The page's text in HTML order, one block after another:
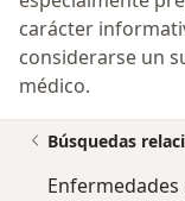
carácter
considerarse un
médico.
Búsquedas